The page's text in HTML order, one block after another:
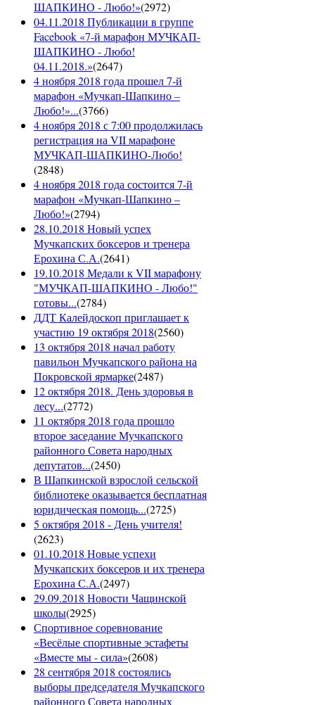
ШАПКИНО - Любо!»(2972)
04.11.2018 Публикации в группе
Facebook «7-й марафон МУЧКАП-
ШАПКИНО - Любо!
04.11.2018.»(2647)
4 ноября 2018 года прошел 7-й
марафон «Мучкап-Шапкино –
Любо!»...(3766)
4 ноября 2018 с 7:00 продолжилась
регистрация на VII марафоне
МУЧКАП-ШАПКИНО-Любо!
(2848)
4 ноября 2018 года состоится 7-й
марафон «Мучкап-Шапкино –
Любо!»(2794)
28.10.2018 Новый успех
Мучкапских боксеров и тренера
Ерохина С.А.(2641)
19.10.2018 Медали к VII марафону
"МУЧКАП-ШАПКИНО - Любо!"
готовы...(2784)
ДДТ Калейдоскоп приглашает к
участию 19 октября 2018(2560)
13 октября 2018 начал работу
павильон Мучкапского района на
Покровской ярмарке(2487)
12 октября 2018. День здоровья в
лесу...(2772)
11 октября 2018 года прошло
второе заседание Мучкапского
районного Совета народных
депутатов...(2450)
В Шапкинской взрослой сельской
библиотеке оказывается бесплатная
юридическая помощь...(2725)
5 октября 2018 - День учителя!
(2623)
01.10.2018 Новые успехи
Мучкапских боксеров и их тренера
Ерохина С.А.(2497)
29.09.2018 Новости Чащинской
школы(2925)
Спортивное соревнование
«Весёлые спортивные эстафеты
«Вместе мы - сила»(2608)
28 сентября 2018 состоялись
выборы председателя Мучкапского
районного Совета народных